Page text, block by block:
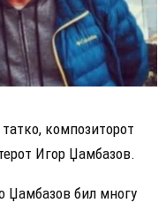
композиторот
Игор Џамбазов.
Џамбазов бил многу